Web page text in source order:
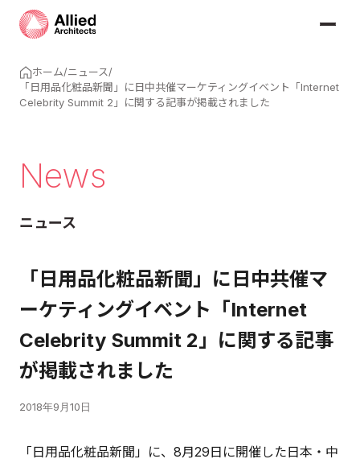
ホーム/ニュース/
「日用品化粧品新聞」に日中共催マーケティングイベント「Internet
Celebrity Summit 2」に関する記事が掲載されました
News
ニュース
「日用品化粧品新聞」に日中共催マ
ーケティングイベント「Internet
Celebrity Summit 2」に関する記事
が掲載されました
2018年9月10日
「日用品化粧品新聞」に、8月29日に開催した日本・中